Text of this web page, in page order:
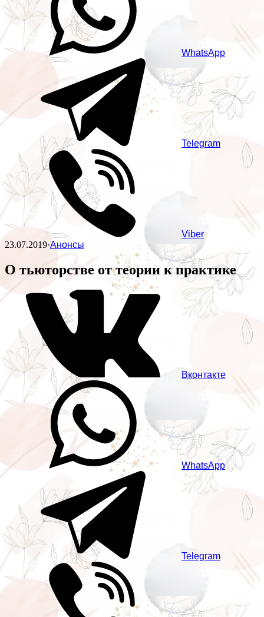
WhatsApp
Telegram
Viber
23.07.2019·Анонсы
О тьюторстве от теории к практике
Вконтакте
WhatsApp
Telegram